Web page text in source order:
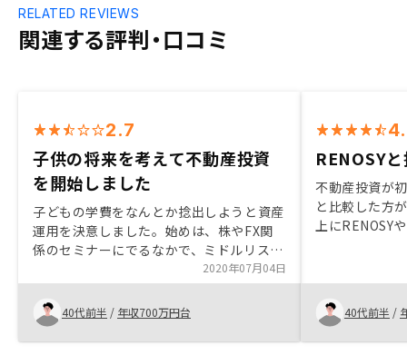
関連する評判・口コミ
RELATED REVIEWS
2.7
子供の将来を考えて不動産投資
を開始しました
子どもの学費をなんとか捻出しようと資産
運用を決意しました。始めは、株やFX関
係のセミナーにでるなかで、ミドルリスク
ミドルリターンの不動産投資に出会いまし
た。何社かセミナーに参加する中で、不動
産投資の仕組みを学び、リスクとリターン
について理解し、リノシーさんと出会いむ
した。最終的に物件を決めるときは、会社
2020年07月04日
40代前半 / 年収700万円台
RENOSY
不動産投資が
と比較した方
上にRENOSY
しっかり対策
った。 契約
で、大変に感
は思う。電子
40代前半 /